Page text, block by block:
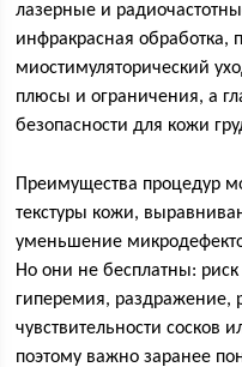
лазерные и
инфракрасная обработка,
миостимуляторический
плюсы и ограничения, а
безопасности для кожи
Преимущества процедур
текстуры кожи,
уменьшение
Но они не бесплатны:
гиперемия, раздражение,
чувствительности
поэтому важно заранее